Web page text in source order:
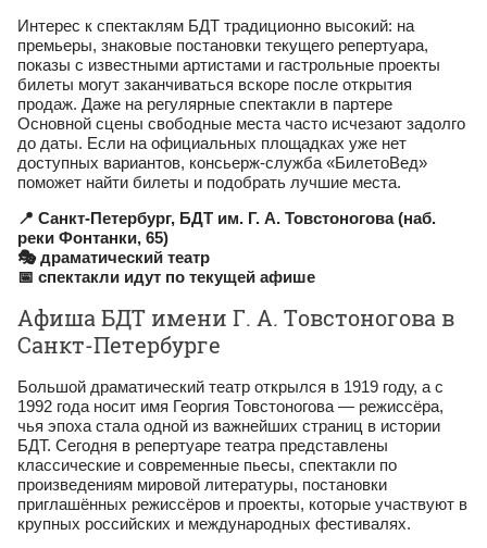
Интерес к спектаклям БДТ традиционно высокий: на
премьеры, знаковые постановки текущего репертуара,
показы с известными артистами и гастрольные проекты
билеты могут заканчиваться вскоре после открытия
продаж. Даже на регулярные спектакли в партере
Основной сцены свободные места часто исчезают задолго
до даты. Если на официальных площадках уже нет
доступных вариантов, консьерж-служба «БилетоВед»
поможет найти билеты и подобрать лучшие места.
📍 Санкт-Петербург, БДТ им. Г. А. Товстоногова (наб.
реки Фонтанки, 65)
🎭 драматический театр
📅 спектакли идут по текущей афише
Афиша БДТ имени Г. А. Товстоногова в
Санкт-Петербурге
Большой драматический театр открылся в 1919 году, а с
1992 года носит имя Георгия Товстоногова — режиссёра,
чья эпоха стала одной из важнейших страниц в истории
БДТ. Сегодня в репертуаре театра представлены
классические и современные пьесы, спектакли по
произведениям мировой литературы, постановки
приглашённых режиссёров и проекты, которые участвуют в
крупных российских и международных фестивалях.